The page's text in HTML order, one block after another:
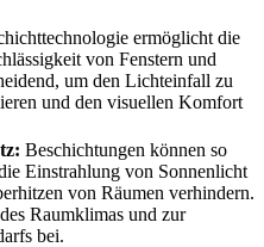
ermöglicht die
von Fenstern und
um den Lichteinfall zu
und den visuellen Komfort
Beschichtungen können so
Einstrahlung von Sonnenlicht
von Räumen verhindern.
Raumklimas und zur
bei.